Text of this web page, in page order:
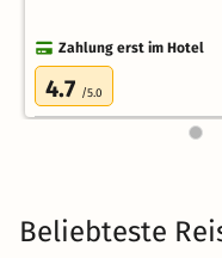
Zahlung erst im Hotel
4.7 /5.0
Beliebteste